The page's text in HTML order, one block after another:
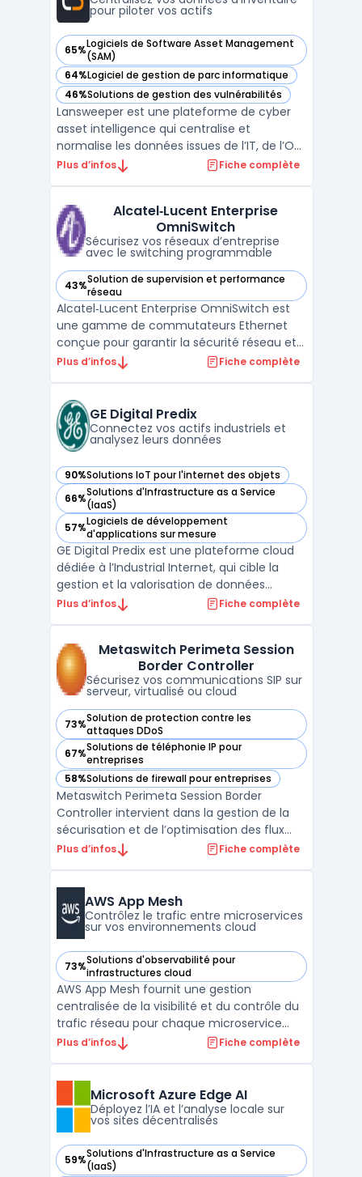
pour piloter vos actifs
65%Logiciels de Software Asset Management
(SAM)
— voir Lansweeper dans cette catégorie
64%Logiciel de gestion de parc informatique
— voir Lansweeper dans cette catégorie
46%Solutions de gestion des vulnérabilités
— voir Lansweeper dans cette catégorie
Lansweeper est une plateforme de cyber
asset intelligence qui centralise et
normalise les données issues de l’IT, de l’OT,
du cloud et de l’IoT pour proposer une vue
organisations de maintenir l’inventaire de
leurs équipements à jour, ...
Plus d’infos Fiche complète
Alcatel‑Lucent Enterprise
OmniSwitch
Sécurisez vos réseaux d’entreprise
avec le switching programmable
43%Solution de supervision et performance
réseau
— voir Alcatel‑Lucent Enterprise OmniSwitch dans cette
Alcatel‑Lucent Enterprise OmniSwitch est
une gamme de commutateurs Ethernet
conçue pour garantir la sécurité réseau et
la continuité des opérations dans les
charge la gestion fine du trafic réseau, la
demande croissante de ...
Plus d’infos Fiche complète
GE Digital Predix
Connectez vos actifs industriels et
analysez leurs données
90%Solutions IoT pour l'internet des objets
— voir GE Digital Predix dans cette catégorie
66%Solutions d'Infrastructure as a Service
(IaaS)
— voir GE Digital Predix dans cette catégorie
57%Logiciels de développement
d'applications sur mesure
— voir GE Digital Predix dans cette catégorie
GE Digital Predix est une plateforme cloud
dédiée à l’Industrial Internet, qui cible la
gestion et la valorisation de données
industrielles issues d’actifs connectés. Les
équipements, la centralisation et la sécurité
de vol ...
Plus d’infos Fiche complète
Metaswitch Perimeta Session
Border Controller
Sécurisez vos communications SIP sur
serveur, virtualisé ou cloud
73%Solution de protection contre les
attaques DDoS
— voir Metaswitch Perimeta Session Border Controller
67%Solutions de téléphonie IP pour
entreprises
— voir Metaswitch Perimeta Session Border Controller
58%Solutions de firewall pour entreprises
— voir Metaswitch Perimeta Session Border Controller
Metaswitch Perimeta Session Border
Controller intervient dans la gestion de la
sécurisation et de l’optimisation des flux
voix sur réseaux opérateurs et entreprises.
contrôlant le trafic télécom. Les opérateurs
mob ...
Plus d’infos Fiche complète
AWS App Mesh
Contrôlez le trafic entre microservices
sur vos environnements cloud
73%Solutions d'observabilité pour
infrastructures cloud
— voir AWS App Mesh dans cette catégorie
AWS App Mesh fournit une gestion
centralisée de la visibilité et du contrôle du
trafic réseau pour chaque microservice
déployé sur AWS. De nombreuses
App Mesh et structurer leur architecture
réseau. Le contrôle du t ...
Plus d’infos Fiche complète
Microsoft Azure Edge AI
Déployez l’IA et l’analyse locale sur
vos sites décentralisés
59%Solutions d'Infrastructure as a Service
(IaaS)
— voir Microsoft Azure Edge AI dans cette catégorie